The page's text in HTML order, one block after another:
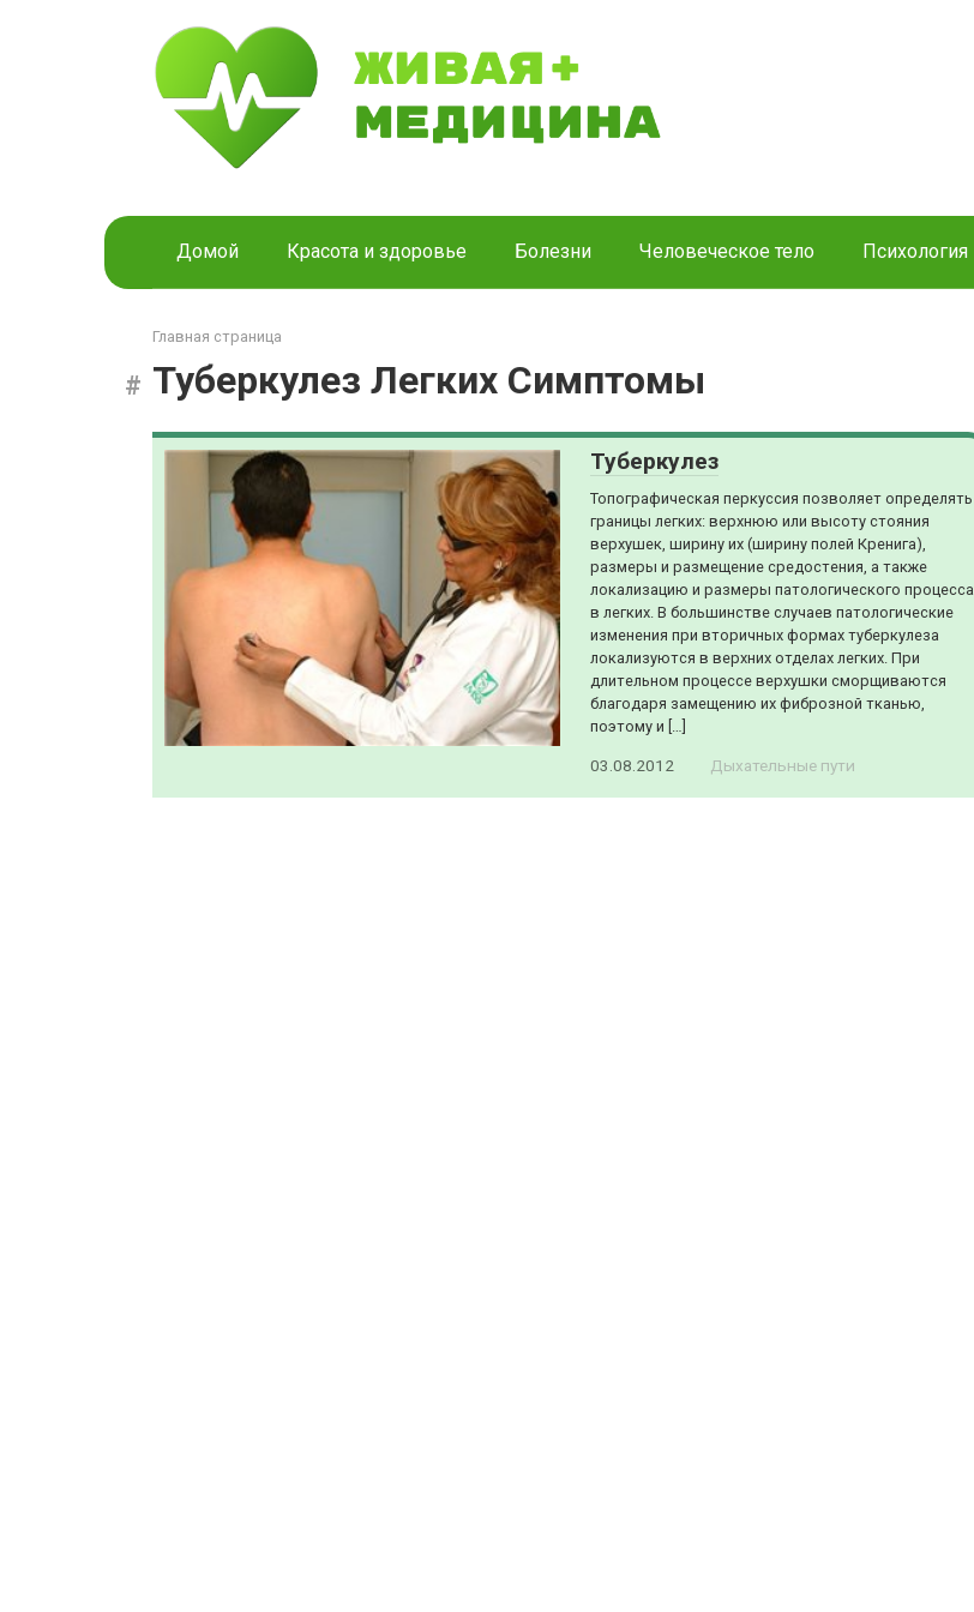
Домой Красота и здоровье Болезни Человеческое тело Психология
Главная страница
Туберкулез Легких Симптомы
Туберкулез
Топографическая перкуссия позволяет определять
границы легких: верхнюю или высоту стояния
верхушек, ширину их (ширину полей Кренига),
размеры и размещение средостения, а также
локализацию и размеры патологического процесса
в легких. В большинстве случаев патологические
изменения при вторичных формах туберкулеза
локализуются в верхних отделах легких. При
длительном процессе верхушки сморщиваются
благодаря замещению их фиброзной тканью,
поэтому и […]
03.08.2012 Дыхательные пути